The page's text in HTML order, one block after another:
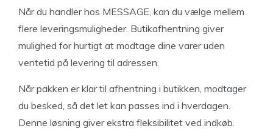
Når du handler hos MESSAGE, kan du vælge mellem
flere leveringsmuligheder. Butikafhentning giver
mulighed for hurtigt at modtage dine varer uden
ventetid på levering til adressen.
Når pakken er klar til afhentning i butikken, modtager
du besked, så det let kan passes ind i hverdagen.
Denne løsning giver ekstra fleksibilitet ved indkøb.